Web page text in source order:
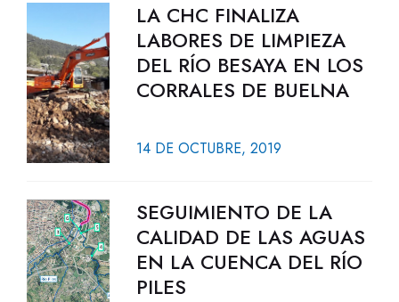
LA CHC FINALIZA
LABORES DE LIMPIEZA
DEL RÍO BESAYA EN LOS
CORRALES DE BUELNA
14 DE OCTUBRE, 2019
SEGUIMIENTO DE LA
CALIDAD DE LAS AGUAS
EN LA CUENCA DEL RÍO
PILES